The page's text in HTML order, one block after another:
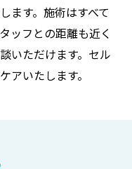
ます。施術はすべて
ッフとの距離も近く
いただけます。セル
アいたします。